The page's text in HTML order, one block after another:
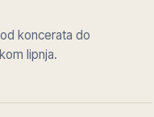
koncerata do
lipnja.